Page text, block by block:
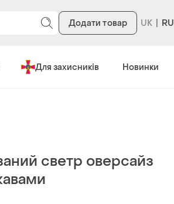
Додати товар RU
Для захисників Новинки
светр оверсайз